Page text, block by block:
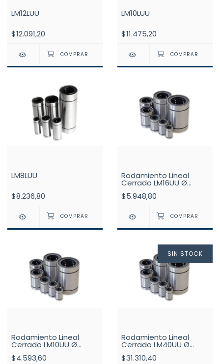
LM12LUU
$12.091,20
LM10LUU
$11.475,20
LM8LUU
$8.236,80
Rodamiento Lineal
Cerrado LM16UU Ø
$5.948,80
Rodamiento Lineal
Cerrado LM10UU Ø
$4.593,60
SIN STOCK
Rodamiento Lineal
Cerrado LM40UU Ø
$31.310,40